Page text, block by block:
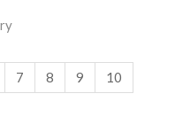
7 8 9
10